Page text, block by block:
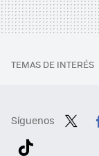
TEMAS DE INTERÉS
Síguenos